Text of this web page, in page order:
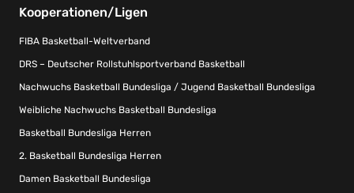
Kooperationen/Ligen
FIBA Basketball-Weltverband
DRS – Deutscher Rollstuhlsportverband Basketball
Nachwuchs Basketball Bundesliga / Jugend Basketball Bundesliga
Weibliche Nachwuchs Basketball Bundesliga
Basketball Bundesliga Herren
2. Basketball Bundesliga Herren
Damen Basketball Bundesliga